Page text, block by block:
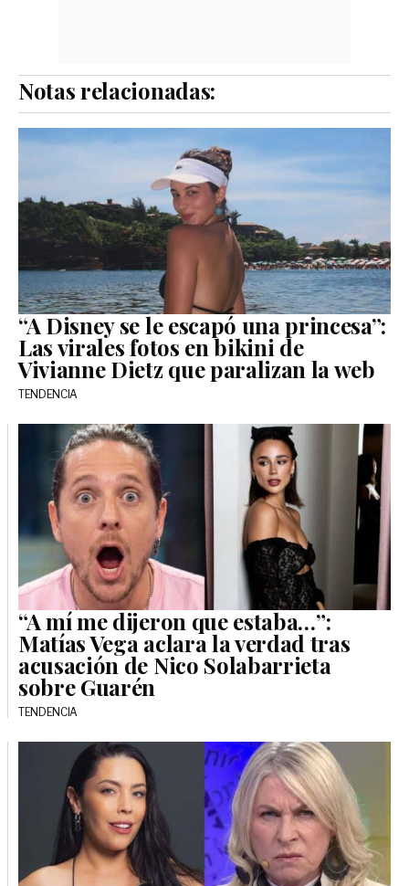
Notas relacionadas:
“A Disney se le escapó una princesa”:
Las virales fotos en bikini de
Vivianne Dietz que paralizan la web
TENDENCIA
“A mí me dijeron que estaba…”:
Matías Vega aclara la verdad tras
acusación de Nico Solabarrieta
sobre Guarén
TENDENCIA